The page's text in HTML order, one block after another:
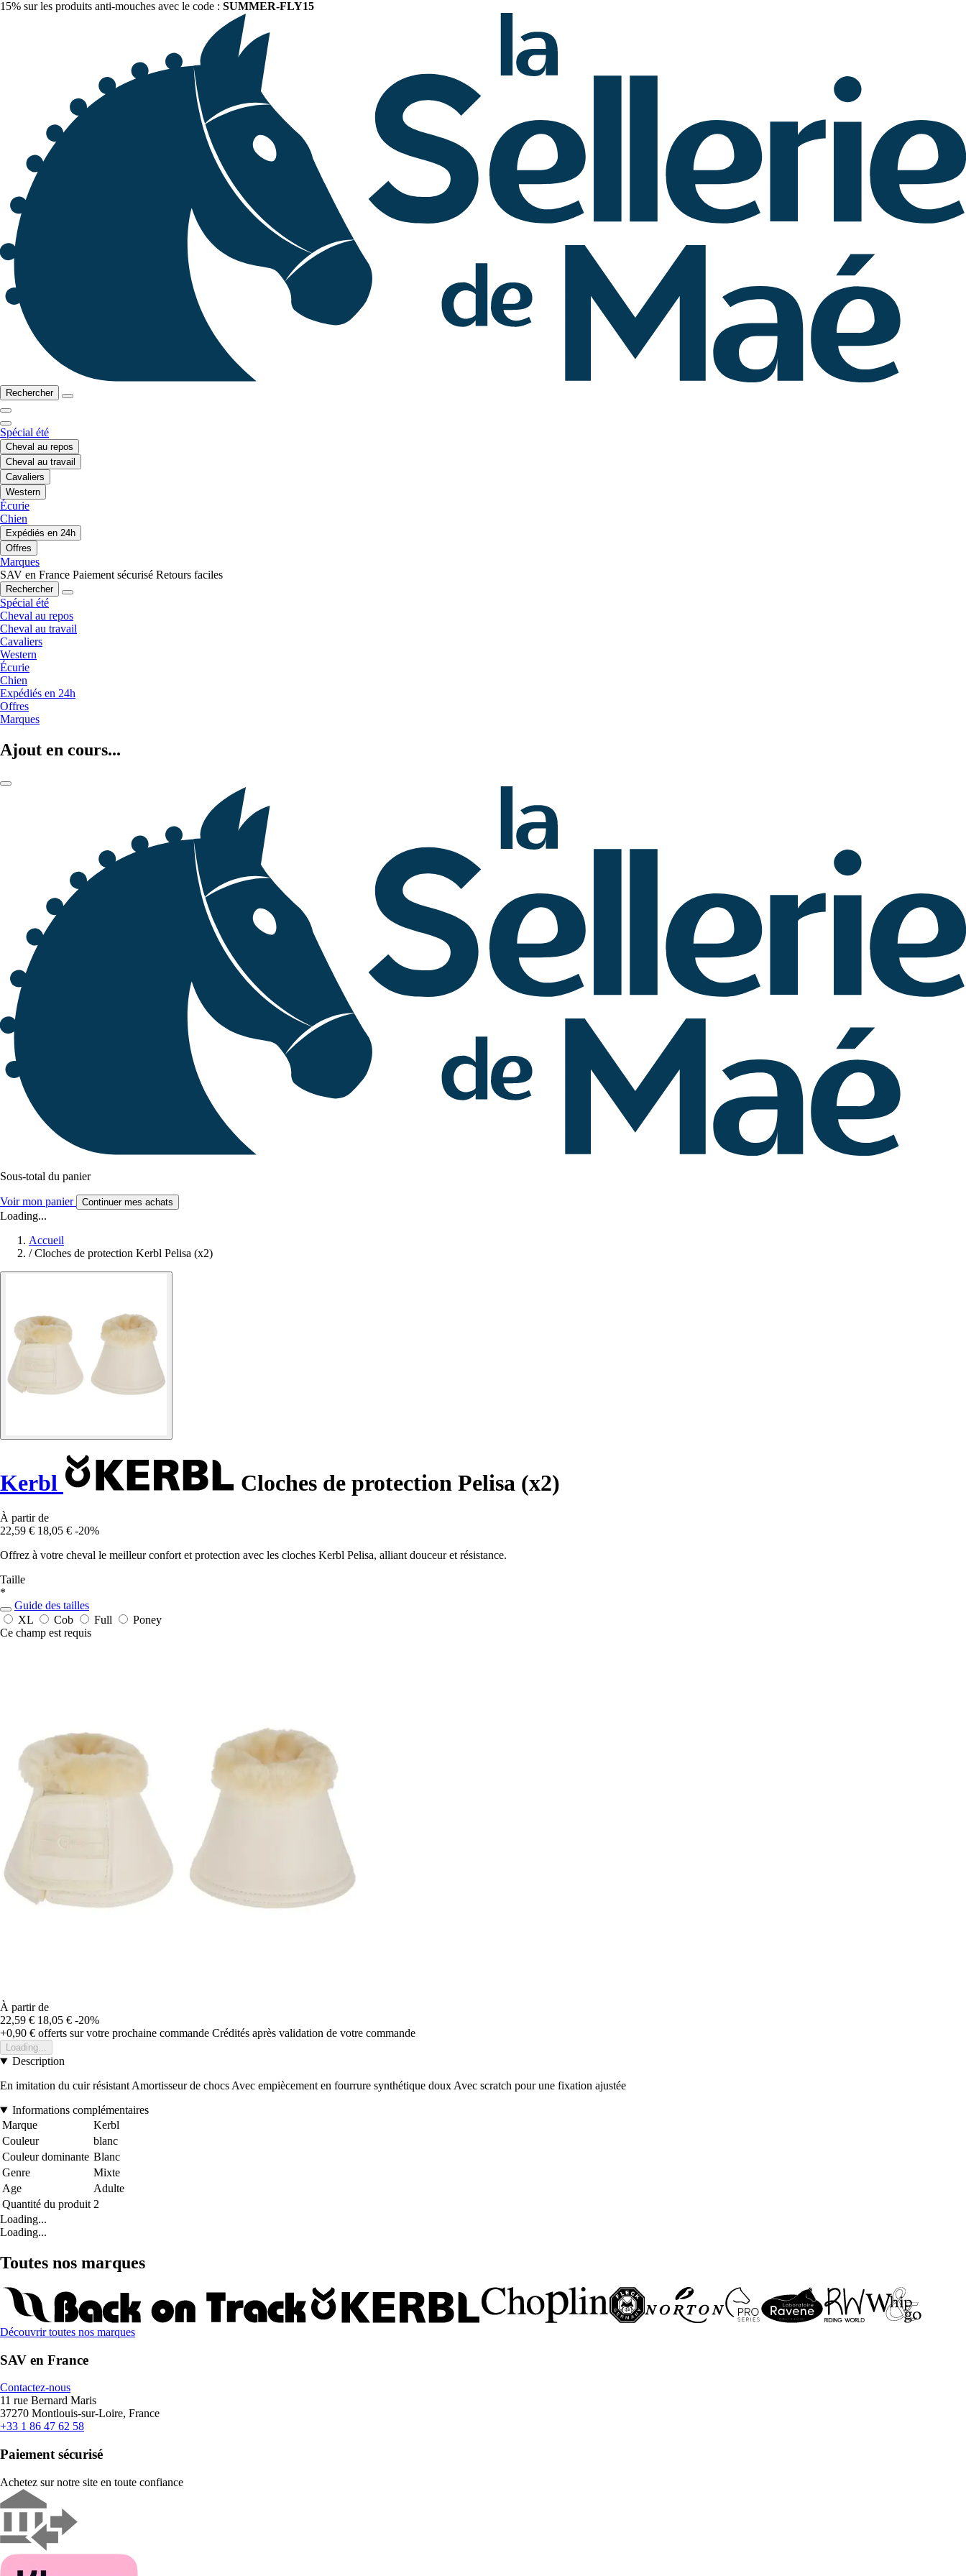
15% sur les produits anti-mouches avec le code : SUMMER-FLY15
Rechercher
Spécial été
Cheval au repos
Cheval au travail
Cavaliers
Western
Écurie
Chien
Expédiés en 24h
Offres
Marques
SAV en France Paiement sécurisé Retours faciles
Rechercher
Spécial été
Cheval au repos
Cheval au travail
Cavaliers
Western
Écurie
Chien
Expédiés en 24h
Offres
Marques
Ajout en cours...
Sous-total du panier
Voir mon panier Continuer mes achats
Loading...
Accueil
/ Cloches de protection Kerbl Pelisa (x2)
Kerbl Cloches de protection Pelisa (x2)
À partir de
22,59 € 18,05 € -20%
Offrez à votre cheval le meilleur confort et protection avec les cloches Kerbl Pelisa, alliant douceur et résistance.
Taille
*
Guide des tailles
XL
Cob Full
Poney
Ce champ est requis
À partir de
22,59 € 18,05 € -20%
+0,90 € offerts sur votre prochaine commande Crédités après validation de votre commande
Loading...
Description
En imitation du cuir résistant Amortisseur de chocs Avec empiècement en fourrure synthétique doux Avec scratch pour une fixation ajustée
Informations complémentaires
Marque
Kerbl
Couleur
blanc
Couleur dominante Blanc
Genre
Mixte
Age
Adulte
Quantité du produit 2
Loading...
Loading...
Toutes nos marques
Découvrir toutes nos marques
SAV en France
Contactez-nous
11 rue Bernard Maris
37270 Montlouis-sur-Loire, France
+33 1 86 47 62 58
Paiement sécurisé
Achetez sur notre site en toute confiance